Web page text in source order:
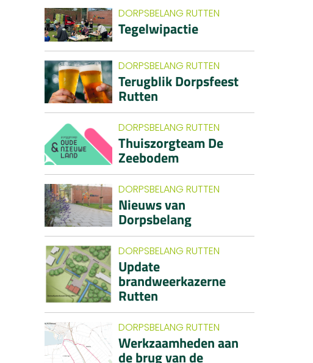
DORPSBELANG RUTTEN
Tegelwipactie
DORPSBELANG RUTTEN
Terugblik Dorpsfeest
Rutten
DORPSBELANG RUTTEN
Thuiszorgteam De
Zeebodem
DORPSBELANG RUTTEN
Nieuws van
Dorpsbelang
DORPSBELANG RUTTEN
Update
brandweerkazerne
Rutten
DORPSBELANG RUTTEN
Werkzaamheden aan
de brug van de